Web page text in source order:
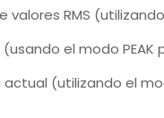
RMS (utilizando
el modo PEAK
(utilizando el